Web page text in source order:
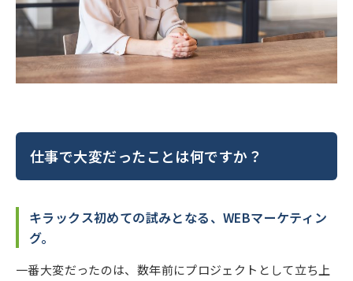
仕事で大変だったことは何ですか？
キラックス初めての試みとなる、WEBマーケティン
グ。
一番大変だったのは、数年前にプロジェクトとして立ち上